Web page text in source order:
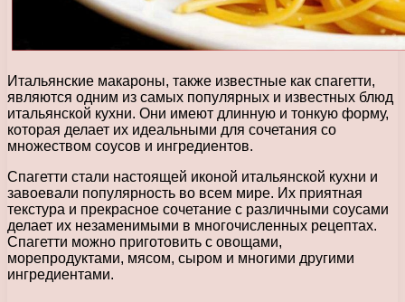
Итальянские макароны, также известные как спагетти,
являются одним из самых популярных и известных блюд
итальянской кухни. Они имеют длинную и тонкую форму,
которая делает их идеальными для сочетания со
множеством соусов и ингредиентов.
Спагетти стали настоящей иконой итальянской кухни и
завоевали популярность во всем мире. Их приятная
текстура и прекрасное сочетание с различными соусами
делает их незаменимыми в многочисленных рецептах.
Спагетти можно приготовить с овощами,
морепродуктами, мясом, сыром и многими другими
ингредиентами.